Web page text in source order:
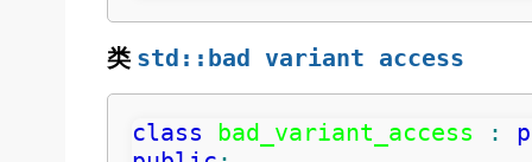
类 std::bad_variant_access
class bad_variant_access :